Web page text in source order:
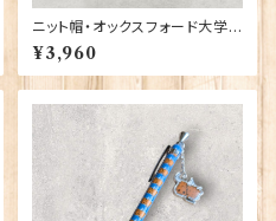
ニット帽・オックスフォード大学
【グレー】 00217
¥3,960